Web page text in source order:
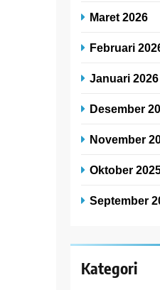
Maret 2026
Februari
Januari 2026
Desember
November
Oktober
September
Kategori